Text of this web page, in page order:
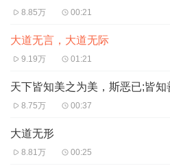
体，顺应自然和各种变化，也就
8.85万 00:21
大道无言，大道无际
9.19万 01:21
天下皆知美之为美，斯恶已;皆
8.75万 00:37
大道无形
8.81万 00:25